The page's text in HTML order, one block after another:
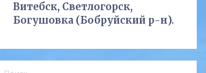
Витебск, Светлогорск,
Богушовка (Бобруйский р-н).